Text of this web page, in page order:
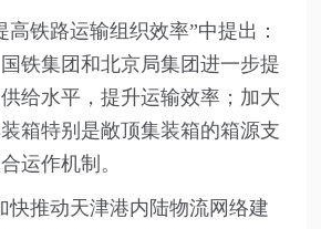
铁路运输组织效率”中提出：
铁集团和北京局集团进一步提
给水平，提升运输效率；加大
箱特别是敞顶集装箱的箱源支
运作机制。
推动天津港内陆物流网络建